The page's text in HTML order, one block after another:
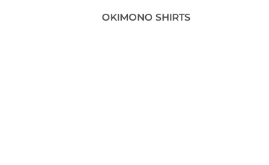
OKIMONO SHIRTS